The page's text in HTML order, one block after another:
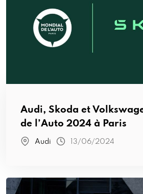
Audi, Skoda et
de l’Auto 2024 à Paris
Audi 13/06/2024